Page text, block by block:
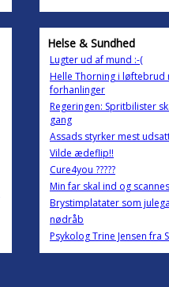
Helse & Sundhed
Lugter ud af mund :-(
Helle Thorning i løftebrud
forhanlinger
Regeringen: Spritbilister
gang
Assads styrker mest
Vilde ædeflip!!
Cure4you ?????
Min far skal ind og
Brystimplatater som
nødråb
Psykolog Trine Jensen fra